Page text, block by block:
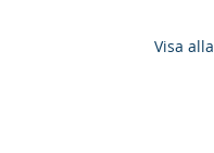
Visa alla